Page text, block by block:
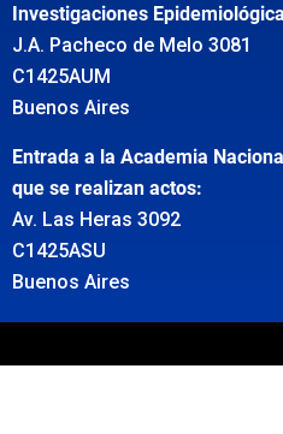
Investigaciones
J.A. Pacheco de Melo 3081
C1425AUM
Buenos Aires
Entrada a la Academia
que se realizan actos:
Av. Las Heras 3092
C1425ASU
Buenos Aires